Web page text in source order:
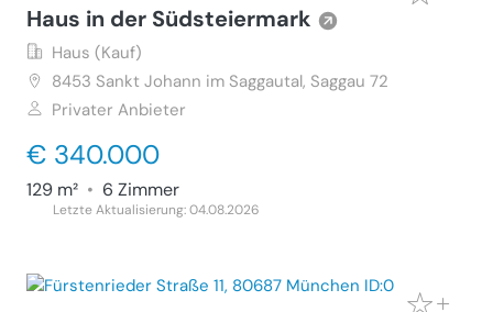
Haus in der Südsteiermark
Haus (Kauf)
8453 Sankt Johann im Saggautal, Saggau 72
Privater Anbieter
€ 340.000
129 m² • 6 Zimmer
Letzte Aktualisierung: 04.08.2026